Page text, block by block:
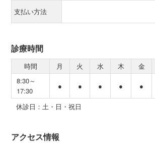
支払い方法
診療時間
時間 月 火 水 木 金
8:30～
17:30
● ● ● ● ●
休診日：土・日・祝日
アクセス情報